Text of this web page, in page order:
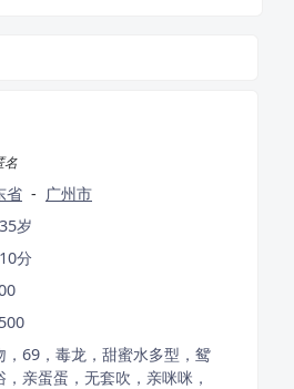
名
省 - 广州市
岁
分
，69，毒龙，甜蜜水多型，鸳
，亲蛋蛋，无套吹，亲咪咪，